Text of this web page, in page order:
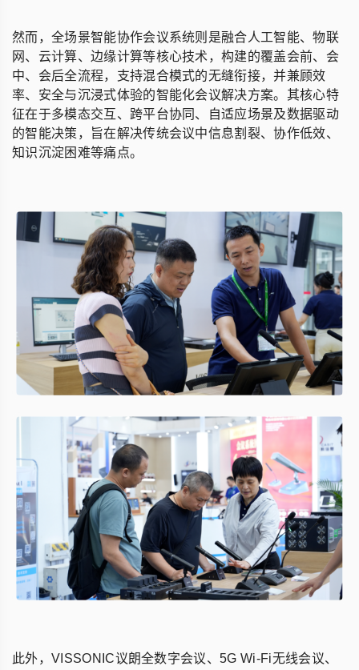
然而，全场景智能协作会议系统则是融合人工智能、物联
网、云计算、边缘计算等核心技术，构建的覆盖会前、会
中、会后全流程，支持混合模式的无缝衔接，并兼顾效
率、安全与沉浸式体验的智能化会议解决方案。其核心特
征在于多模态交互、跨平台协同、自适应场景及数据驱动
的智能决策，旨在解决传统会议中信息割裂、协作低效、
知识沉淀困难等痛点。
此外，VISSONIC议朗全数字会议、5G Wi-Fi无线会议、